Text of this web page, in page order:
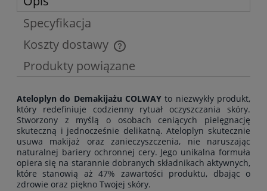
Specyfikacja
Koszty dostawy
Cena nie zawiera ewentualnych kosztów płatności
Produkty powiązane
Ateloplyn do Demakijażu COLWAY to niezwykły produkt,
który redefiniuje codzienny rytuał oczyszczania skóry.
Stworzony z myślą o osobach ceniących pielęgnację
skuteczną i jednocześnie delikatną. Ateloplyn skutecznie
usuwa makijaż oraz zanieczyszczenia, nie naruszając
naturalnej bariery ochronnej cery. Jego unikalna formuła
opiera się na starannie dobranych składnikach aktywnych,
które stanowią aż 47% zawartości produktu, dbając o
zdrowie oraz piękno Twojej skóry.